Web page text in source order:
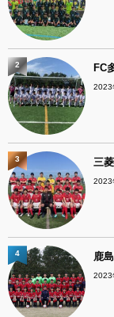
FC
2023
2
三
2023
3
鹿
2023
4